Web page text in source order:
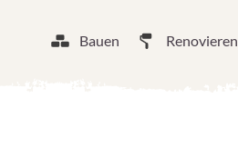
Bauen Renovieren